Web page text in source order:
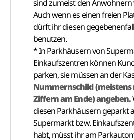
sind zumeist den
Auch wenn es einen freien
dürft ihr diesen
benutzen.
* In Parkhäusern von
Einkaufszentren können
parken, sie müssen an der
Nummernschild
Ziffern am Ende) angeben.
diesen Parkhäusern geparkt
Supermarkt bzw.
habt, müsst ihr am